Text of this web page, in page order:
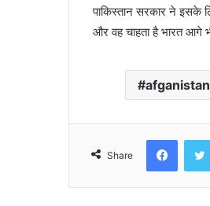
पाकिस्तान सरकार ने इसके
और वह चाहता है भारत आगे
afganistan
Share